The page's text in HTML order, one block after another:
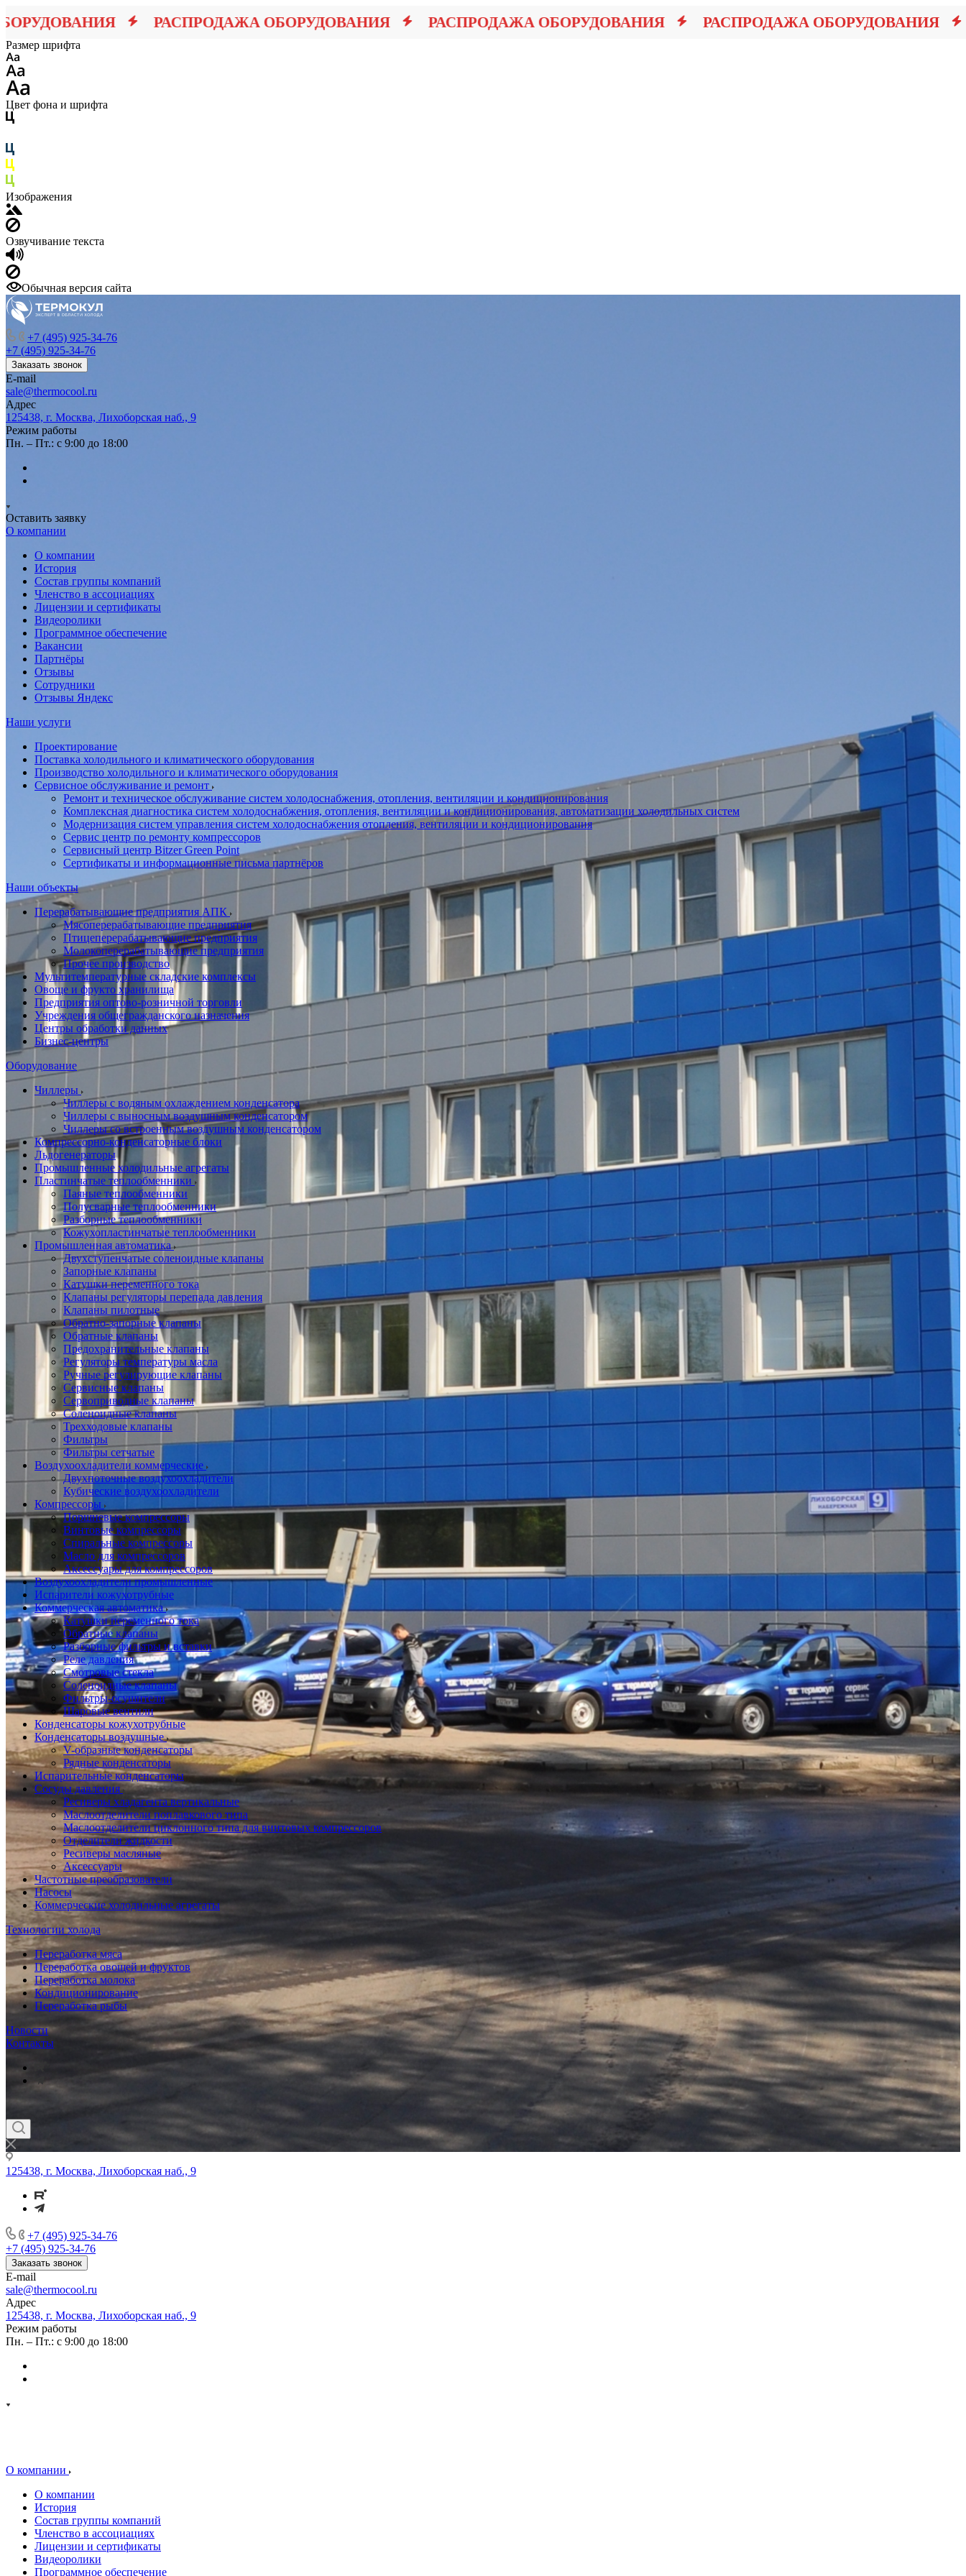
РАСПРОДАЖА ОБОРУДОВАНИЯ РАСПРОДАЖА ОБОРУДОВАНИЯ РАСПРОДАЖА ОБОРУДОВАНИЯ
Размер шрифта
Цвет фона и шрифта
Изображения
Озвучивание текста
Обычная версия сайта
+7 (495) 925-34-76
+7 (495) 925-34-76
Заказать звонок
E-mail
sale@thermocool.ru
Адрес
125438, г. Москва, Лихоборская наб., 9
Режим работы
Пн. – Пт.: с 9:00 до 18:00
Оставить заявку
О компании
О компании
История
Состав группы компаний
Членство в ассоциациях
Лицензии и сертификаты
Видеоролики
Программное обеспечение
Вакансии
Партнёры
Отзывы
Сотрудники
Отзывы Яндекс
Наши услуги
Проектирование
Поставка холодильного и климатического оборудования
Производство холодильного и климатического оборудования
Сервисное обслуживание и ремонт
Ремонт и техническое обслуживание систем холодоснабжения, отопления, вентиляции и кондиционирования
Комплексная диагностика систем холодоснабжения, отопления, вентиляции и кондиционирования, автоматизации холодильных систем
Модернизация систем управления систем холодоснабжения отопления, вентиляции и кондиционирования
Сервис центр по ремонту компрессоров
Сервисный центр Bitzer Green Point
Сертификаты и информационные письма партнёров
Наши объекты
Перерабатывающие предприятия АПК
Мясоперерабатывающие предприятия
Птицеперерабатывающие предприятия
Молокоперерабатывающие предприятия
Прочее производство
Мультитемпературные складские комплексы
Овоще и фрукто хранилища
Предприятия оптово-розничной торговли
Учреждения общегражданского назначения
Центры обработки данных
Бизнес-центры
Оборудование
Чиллеры
Чиллеры с водяным охлаждением конденсатора
Чиллеры с выносным воздушным конденсатором
Чиллеры со встроенным воздушным конденсатором
Компрессорно-конденсаторные блоки
Льдогенераторы
Промышленные холодильные агрегаты
Пластинчатые теплообменники
Паяные теплообменники
Полусварные теплообменники
Разборные теплообменники
Кожухопластинчатые теплообменники
Промышленная автоматика
Двухступенчатые соленоидные клапаны
Запорные клапаны
Катушки переменного тока
Клапаны регуляторы перепада давления
Клапаны пилотные
Обратно-запорные клапаны
Обратные клапаны
Предохранительные клапаны
Регуляторы температуры масла
Ручные регулирующие клапаны
Сервисные клапаны
Сервоприводные клапаны
Соленоидные клапаны
Трехходовые клапаны
Фильтры
Фильтры сетчатые
Воздухоохладители коммерческие
Двухпоточные воздухоохладители
Кубические воздухоохладители
Компрессоры
Поршневые компрессоры
Винтовые компрессоры
Спиральные компрессоры
Масло для компрессоров
Аксессуары для компрессоров
Воздухоохладители промышленные
Испарители кожухотрубные
Коммерческая автоматика
Катушки переменного тока
Обратные клапаны
Разборные фильтры и вставки
Реле давления
Смотровые стекла
Соленоидные клапаны
Фильтры-осушители
Шаровые вентили
Конденсаторы кожухотрубные
Конденсаторы воздушные
V-образные конденсаторы
Рядные конденсаторы
Испарительные конденсаторы
Сосуды давления
Ресиверы хладагента вертикальные
Маслоотделители поплавкового типа
Маслоотделители циклонного типа для винтовых компрессоров
Отделители жидкости
Ресиверы масляные
Аксессуары
Частотные преобразователи
Насосы
Коммерческие холодильные агрегаты
Технологии холода
Переработка мяса
Переработка овощей и фруктов
Переработка молока
Кондиционирование
Переработка рыбы
Новости
Контакты
125438, г. Москва, Лихоборская наб., 9
+7 (495) 925-34-76
+7 (495) 925-34-76
Заказать звонок
E-mail
sale@thermocool.ru
Адрес
125438, г. Москва, Лихоборская наб., 9
Режим работы
Пн. – Пт.: с 9:00 до 18:00
О компании
О компании
История
Состав группы компаний
Членство в ассоциациях
Лицензии и сертификаты
Видеоролики
Программное обеспечение